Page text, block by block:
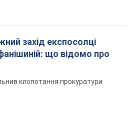
клопотання прокуратури